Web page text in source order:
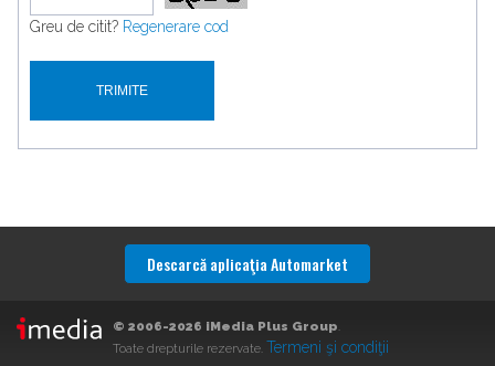
Greu de citit? Regenerare cod
Descarcă aplicaţia Automarket
© 2006-2026 iMedia Plus Group.
Toate drepturile rezervate. Termeni şi condiţii